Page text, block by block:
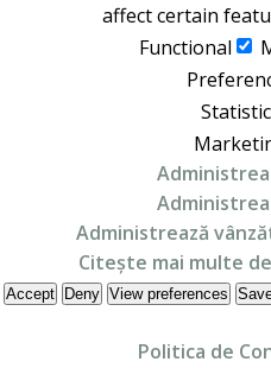
affect certain
Functional
Administrează
Citește mai multe
Accept Deny View preferences
Politica de